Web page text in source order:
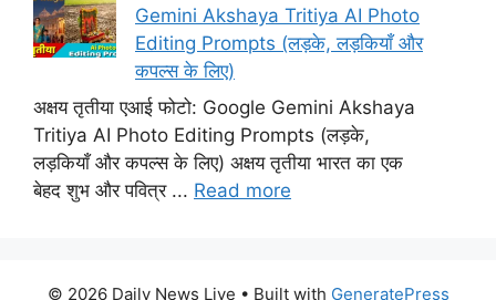
Gemini Akshaya Tritiya AI Photo
Editing Prompts (लड़के, लड़कियाँ और
कपल्स के लिए)
अक्षय तृतीया एआई फोटो: Google Gemini Akshaya
Tritiya AI Photo Editing Prompts (लड़के,
लड़कियाँ और कपल्स के लिए) अक्षय तृतीया भारत का एक
बेहद शुभ और पवित्र ... Read more
© 2026 Daily News Live • Built with GeneratePress